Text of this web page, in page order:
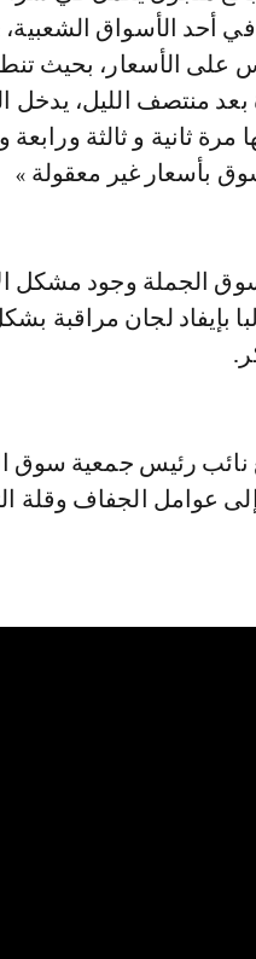
في أحد الأسواق
على الأسعار، بحيث
بعد منتصف الليل،
مرة ثانية و ثالثة
بأسعار غير معقولة »
الجملة وجود مشكل
بإيفاد لجان
نائب رئيس جمعية سوق
إلى عوامل الجفاف